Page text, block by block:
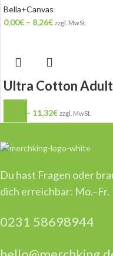
Bella+Canvas
0,00€ – 8,26€ zzgl. MwSt.
Ultra Cotton Adult
– 11,32€ zzgl. MwSt.
Du hast Fragen oder
dich erreichbar: Mo.–Fr.
0231 58698944